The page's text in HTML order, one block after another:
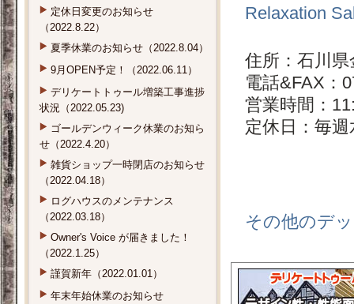
定休日変更のお知らせ
（2022.8.22）
夏季休業のお知らせ（2022.8.04）
9月OPEN予定！（2022.06.11）
デリケートトゥール増築工事進捗
状況（2022.05.23)
ゴールデンウィーク休業のお知ら
せ（2022.4.20）
雑貨ショップ一時閉店のお知らせ
（2022.04.18）
ログハウスのメンテナンス
（2022.03.18）
Owner's Voice が届きました！
（2022.1.25）
謹賀新年（2022.01.01）
年末年始休業のお知らせ
Relaxation
住所：石川
電話&FAX：
営業時間：
定休日：毎
その他のデ